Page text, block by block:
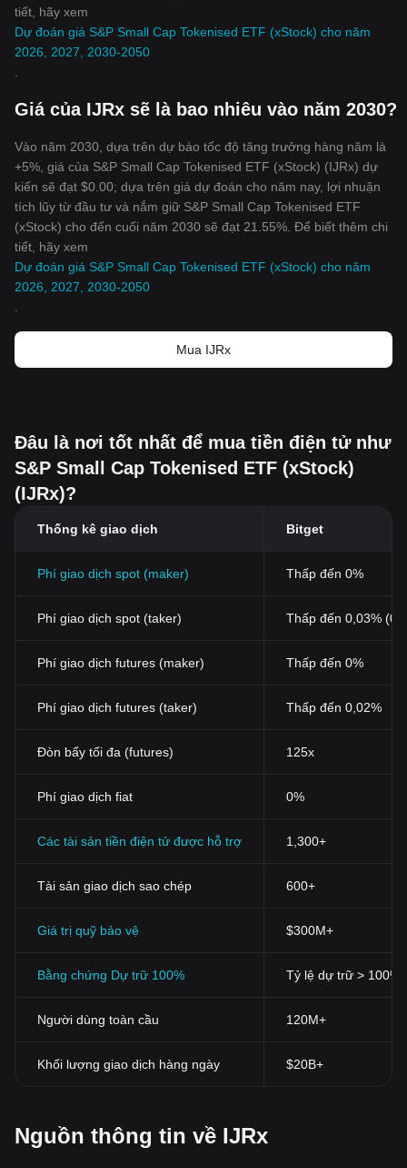
tiết, hãy xem
Dự đoán giá S&P Small Cap Tokenised ETF (xStock) cho năm
2026, 2027, 2030-2050
Giá của IJRx sẽ là bao nhiêu vào năm 2030?
Vào năm 2030, dựa trên dự báo tốc độ tăng trưởng hàng năm là
+5%, giá của S&P Small Cap Tokenised ETF (xStock) (IJRx) dự
kiến sẽ đạt $0.00; dựa trên giá dự đoán cho năm nay, lợi nhuận
tích lũy từ đầu tư và nắm giữ S&P Small Cap Tokenised ETF
(xStock) cho đến cuối năm 2030 sẽ đạt 21.55%. Để biết thêm chi
tiết, hãy xem
Dự đoán giá S&P Small Cap Tokenised ETF (xStock) cho năm
2026, 2027, 2030-2050
Mua IJRx
Đâu là nơi tốt nhất để mua tiền điện tử như
S&P Small Cap Tokenised ETF (xStock)
(IJRx)?
Thống kê giao dịch Bitget
Phí giao dịch spot (maker) Thấp đến 0%
Phí giao dịch spot (taker) Thấp đến 0,03%
Phí giao dịch futures (maker) Thấp đến 0%
Phí giao dịch futures (taker) Thấp đến 0,02%
Đòn bẩy tối đa (futures) 125x
Phí giao dịch fiat 0%
Các tài sản tiền điện tử được hỗ trợ 1,300+
Tài sản giao dịch sao chép 600+
Giá trị quỹ bảo vệ $300M+
Bằng chứng Dự trữ 100% Tỷ lệ dự trữ > 100%
Người dùng toàn cầu 120M+
Khối lượng giao dịch hàng ngày $20B+
Nguồn thông tin về IJRx